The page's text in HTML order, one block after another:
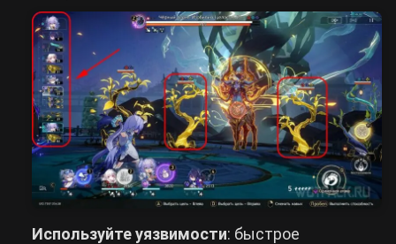
Используйте уязвимости: быстрое